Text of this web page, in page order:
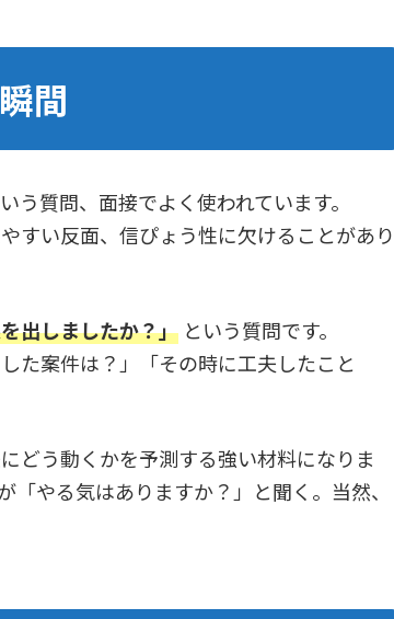
間
う質問、面接でよく使われています。
すい反面、信ぴょう性に欠けることがあり
出しましたか？」 という質問です。
た案件は？」「その時に工夫したこと
どう動くかを予測する強い材料になりま
やる気はありますか？」と聞く。当然、